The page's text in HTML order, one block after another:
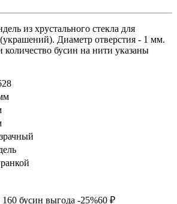
из хрустального стекла для
Диаметр отверстия - 1 мм.
количество бусин на нити указаны
бусин выгода -25%60 ₽